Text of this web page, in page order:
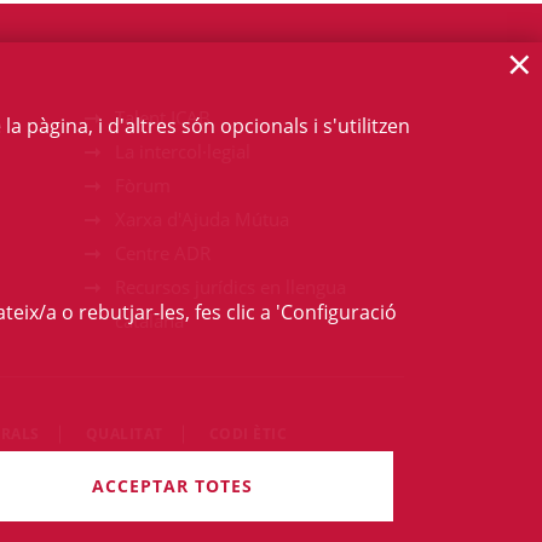
Talent ICAB
catalana
són reservats.
pàgina, i d'altres són opcionals i s'utilitzen
a o rebutjar-les, fes clic a 'Configuració
ACCEPTAR TOTES
×